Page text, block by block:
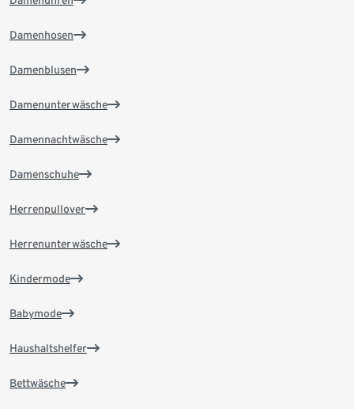
Damenhosen
Damenblusen
Damenunterwäsche
Damennachtwäsche
Damenschuhe
Herrenpullover
Herrenunterwäsche
Kindermode
Babymode
Haushaltshelfer
Bettwäsche